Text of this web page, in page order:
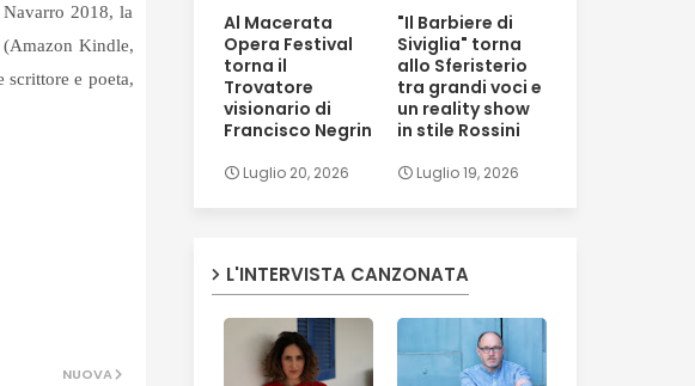
2018, la
(Amazon Kindle,
scrittore e poeta,
NUOVA
Al Macerata
Opera Festival
torna il
Trovatore
visionario di
Francisco Negrin
Luglio 20, 2026
"Il Barbiere di
Siviglia" torna
allo Sferisterio
tra grandi voci e
un reality show
in stile Rossini
Luglio 19, 2026
L'INTERVISTA CANZONATA